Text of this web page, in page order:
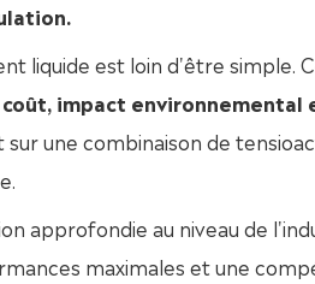
liquide est loin d'être simple.
impact environnemental
une combinaison de
approfondie au niveau de
maximales et une